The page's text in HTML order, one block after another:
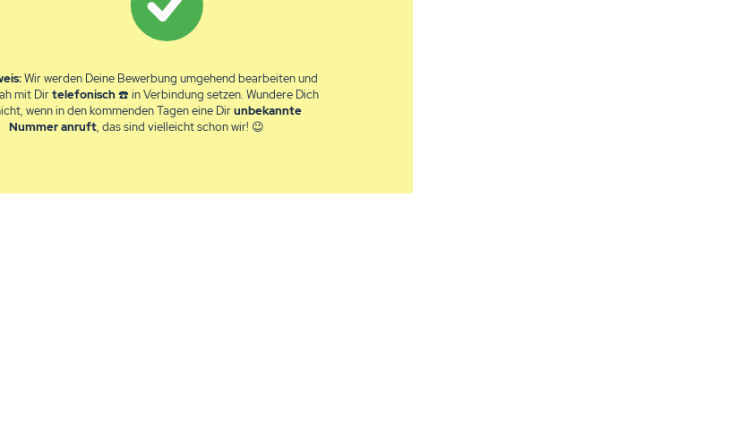
Wir werden Deine Bewerbung umgehend bearbeiten und
mit Dirtelefonisch ☎️ in Verbindung setzen. Wundere Dich
wenn in den kommenden Tagen eine Dirunbekannte
Nummer anruft, das sind vielleicht schon wir! 😉